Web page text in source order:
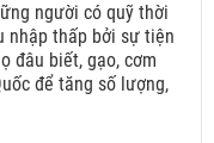
người có quỹ thời
nhập thấp bởi sự tiện
đâu biết, gạo, cơm
để tăng số lượng,